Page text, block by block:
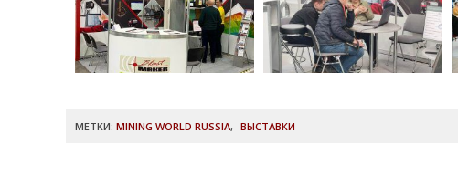
МЕТКИ: MINING WORLD RUSSIA, ВЫСТАВКИ